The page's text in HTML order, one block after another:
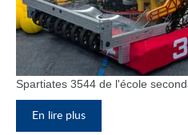
Spartiates 3544 de l'école
En lire plus